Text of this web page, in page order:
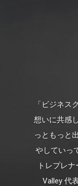
「ビジネス
想いに共感
っともっと
やしていっ
トレプレ
Valley 代